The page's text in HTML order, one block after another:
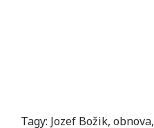
Tagy: Jozef Božik, obnova,